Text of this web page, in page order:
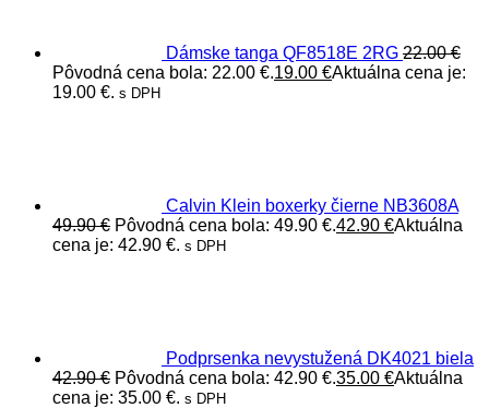
Dámske tanga QF8518E 2RG 22.00€
Pôvodná cena bola: 22.00 €.19.00 €Aktuálna cena je:
19.00 €. s DPH
Calvin Klein boxerky čierne NB3608A
49.90€ Pôvodná cena bola: 49.90 €.42.90 €Aktuálna
cena je: 42.90 €. s DPH
Podprsenka nevystužená DK4021 biela
42.90€ Pôvodná cena bola: 42.90 €.35.00 €Aktuálna
cena je: 35.00 €. s DPH